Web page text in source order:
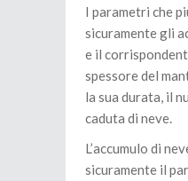
I parametri che
sicuramente gli
e il
spessore del
la sua durata, il
caduta di neve.
L’accumulo di
sicuramente il